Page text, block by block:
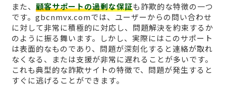
また、 顧客サポートの過剰な保証も詐欺的な特徴の一つ
です。gbcnmvx.comでは、ユーザーからの問い合わせ
に対して非常に積極的に対応し、問題解決を約束するか
のように振る舞います。しかし、実際にはこのサポート
は表面的なものであり、問題が深刻化すると連絡が取れ
なくなる、または支援が非常に遅れることが多いです。
これも典型的な詐欺サイトの特徴で、問題が発生すると
すぐに逃げることができます。